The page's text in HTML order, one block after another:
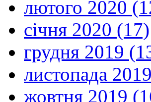
лютого 2020
січня 2020 (17)
грудня 2019
листопада
жовтня 2019